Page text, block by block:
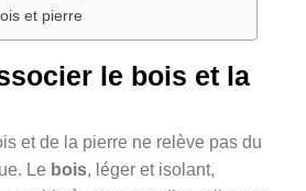
et pierre
le bois et la
et de la pierre ne relève pas du
Le bois, léger et isolant,